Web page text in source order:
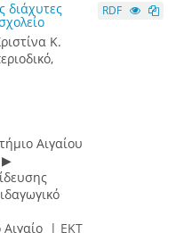
διάχυτες
Κ.
Αιγαίου
▶
Αιγαίο | ΕΚΤ
RDF